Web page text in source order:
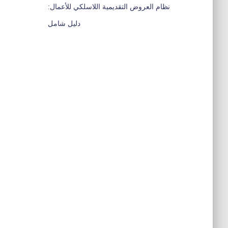
نظام العروض التقديمية اللاسلكي للأعمال:
دليل شامل